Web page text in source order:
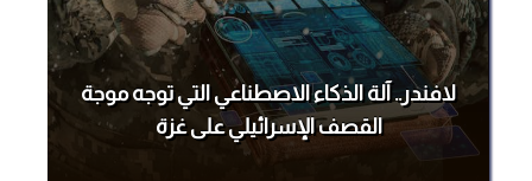
لافندر.. آلة الذكاء الاصطناعي التي توجه موجة
القصف الإسرائيلي على غزة